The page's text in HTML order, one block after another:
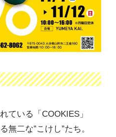
ている「COOKIES」
無二な”こけし”たち。